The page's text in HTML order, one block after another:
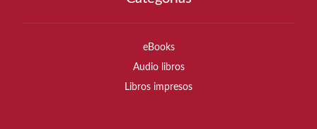
eBooks
Audio libros
Libros impresos